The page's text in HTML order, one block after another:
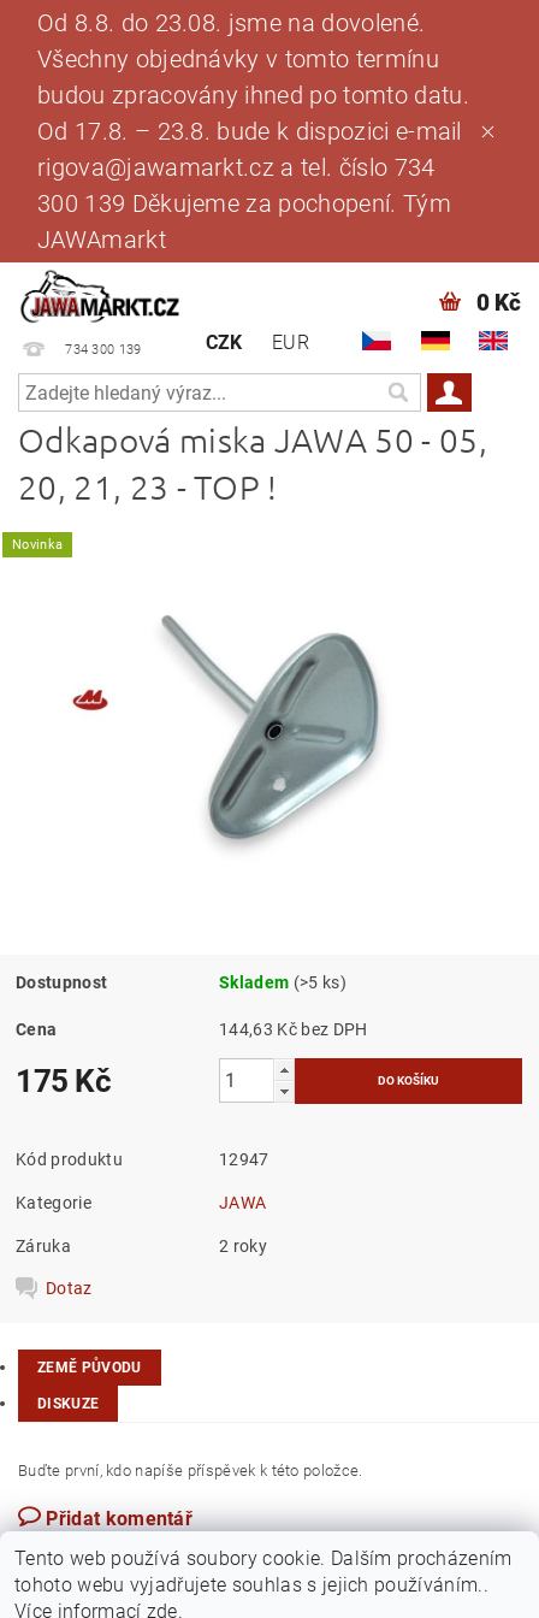
Od 8.8. do 23.08. jsme na dovolené.
Všechny objednávky v tomto termínu
budou zpracovány ihned po tomto datu.
Od 17.8. – 23.8. bude k dispozici e-mail
rigova@jawamarkt.cz a tel. číslo 734
300 139 Děkujeme za pochopení. Tým
JAWAmarkt
734 300 139 CZK EUR
0 Kč
Odkapová miska JAWA 50 - 05,
20, 21, 23 - TOP !
Novinka
Dostupnost Skladem (>5 ks)
Cena 144,63 Kč bez DPH
175 Kč
Kód produktu 12947
Kategorie JAWA
Záruka 2 roky
Dotaz
ZEMĚ PŮVODU
DISKUZE
Buďte první, kdo napíše příspěvek k této položce.
Přidat komentář
Tento web používá soubory cookie. Dalším procházením
tohoto webu vyjadřujete souhlas s jejich používáním..
Více informací zde.